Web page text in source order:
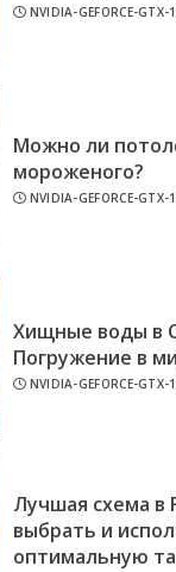
NVIDIA-GEFORCE-GTX-
Можно ли
мороженого?
NVIDIA-GEFORCE-GTX-
Хищные воды в
Погружение в
NVIDIA-GEFORCE-GTX-
Лучшая схема в
выбрать и
оптимальную